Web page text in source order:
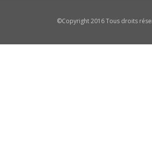
©Copyright 2016 Tous droits